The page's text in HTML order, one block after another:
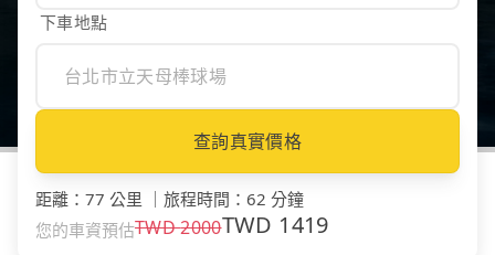
下車地點
查詢真實價格
距離 ： 77 公里 旅程時間 ： 62 分鐘
您的車資預估TWD2000TWD 1419